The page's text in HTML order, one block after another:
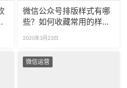
微信公众号排版样式有哪
些？如何收藏常用的样
2020年3月23日
微信运营